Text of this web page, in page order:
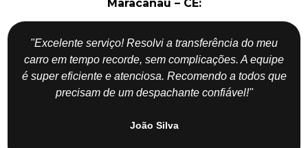
Maracanaú – CE:
"Excelente serviço! Resolvi a transferência do meu
carro em tempo recorde, sem complicações. A equipe
é super eficiente e atenciosa. Recomendo a todos que
precisam de um despachante confiável!"
João Silva